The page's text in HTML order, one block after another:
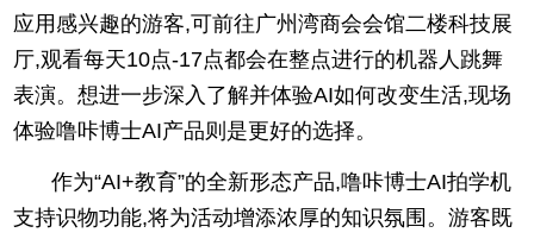
应用感兴趣的游客,可前往广州湾商会会馆二楼科技展
厅,观看每天10点-17点都会在整点进行的机器人跳舞
表演。想进一步深入了解并体验AI如何改变生活,现场
体验噜咔博士AI产品则是更好的选择。
作为“AI+教育”的全新形态产品,噜咔博士AI拍学机
支持识物功能,将为活动增添浓厚的知识氛围。游客既